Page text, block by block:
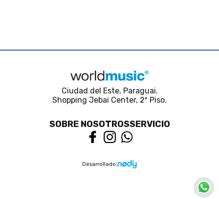
Ciudad del Este, Paraguai.
Shopping Jebai Center, 2º Piso.
SOBRE NOSOTROSSERVICIO
Desarrollado: